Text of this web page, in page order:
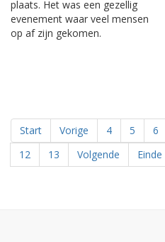
plaats. Het was een gezellig
evenement waar veel mensen
op af zijn gekomen.
Start Vorige 4 5 6
12
13 Volgende Einde